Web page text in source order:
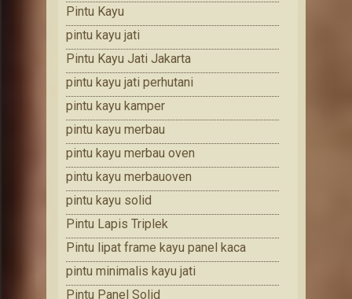
Pintu Kayu
pintu kayu jati
Pintu Kayu Jati Jakarta
pintu kayu jati perhutani
pintu kayu kamper
pintu kayu merbau
pintu kayu merbau oven
pintu kayu merbauoven
pintu kayu solid
Pintu Lapis Triplek
Pintu lipat frame kayu panel kaca
pintu minimalis kayu jati
Pintu Panel Solid